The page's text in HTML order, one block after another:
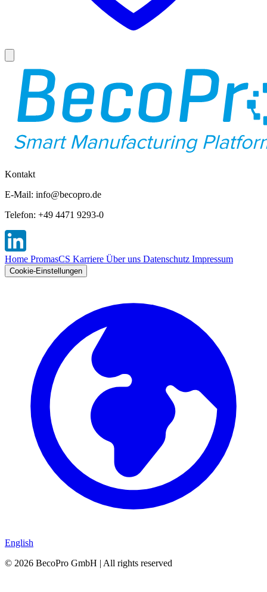
Kontakt
E-Mail: info@becopro.de
Telefon: +49 4471 9293-0
Home PromasCS Karriere Über uns Datenschutz Impressum
Cookie-Einstellungen
English
© 2026 BecoPro GmbH | All rights reserved